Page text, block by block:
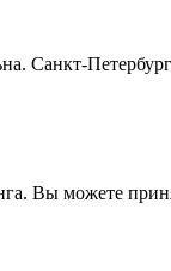
Санкт-Петербург
Вы можете